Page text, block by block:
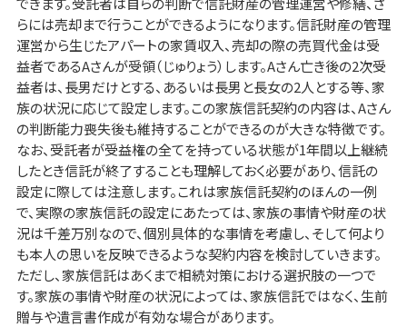
らには売却まで行うことができるようになります。信託財産の管理
運営から生じたアパートの家賃収入、売却の際の売買代金は受
益者であるAさんが受領（じゅりょう）します。Aさん亡き後の2次受
益者は、長男だけとする、あるいは長男と長女の2人とする等、家
族の状況に応じて設定します。この家族信託契約の内容は、Aさん
の判断能力喪失後も維持することができるのが大きな特徴です。
なお、受託者が受益権の全てを持っている状態が1年間以上継続
したとき信託が終了することも理解しておく必要があり、信託の
設定に際しては注意します。これは家族信託契約のほんの一例
で、実際の家族信託の設定にあたっては、家族の事情や財産の状
況は千差万別なので、個別具体的な事情を考慮し、そして何より
も本人の思いを反映できるような契約内容を検討していきます。
ただし、家族信託はあくまで相続対策における選択肢の一つで
す。家族の事情や財産の状況によっては、家族信託ではなく、生前
贈与や遺言書作成が有効な場合があります。